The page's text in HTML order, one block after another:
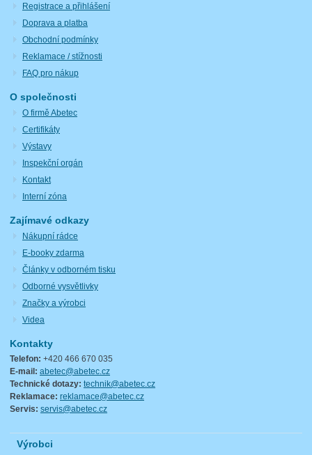
Registrace a přihlášení
Doprava a platba
Obchodní podmínky
Reklamace / stížnosti
FAQ pro nákup
O společnosti
O firmě Abetec
Certifikáty
Výstavy
Inspekční orgán
Kontakt
Interní zóna
Zajímavé odkazy
Nákupní rádce
E-booky zdarma
Články v odborném tisku
Odborné vysvětlivky
Značky a výrobci
Videa
Kontakty
Telefon: +420 466 670 035
E-mail: abetec@abetec.cz
Technické dotazy: technik@abetec.cz
Reklamace: reklamace@abetec.cz
Servis: servis@abetec.cz
Výrobci